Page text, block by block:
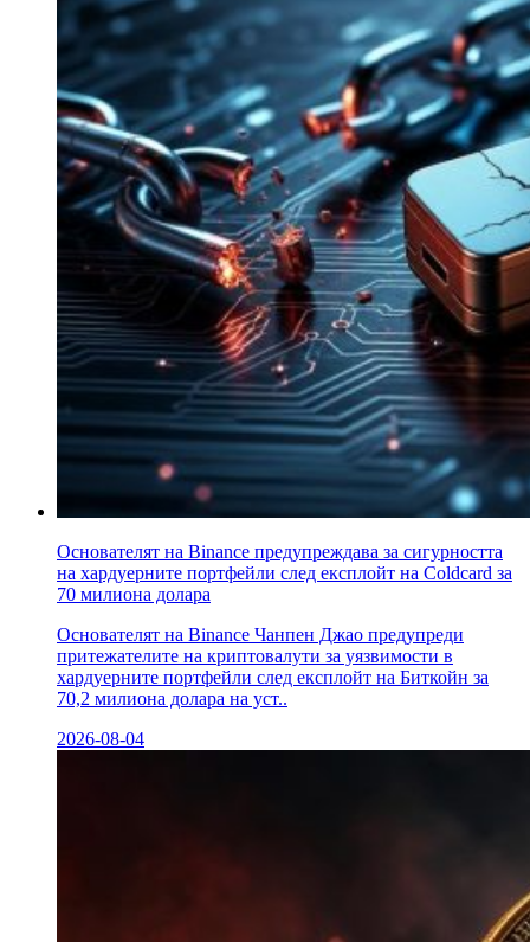
Основателят на Binance предупреждава за сигурността
на хардуерните портфейли след експлойт на Coldcard за
70 милиона долара
Основателят на Binance Чанпен Джао предупреди
притежателите на криптовалути за уязвимости в
хардуерните портфейли след експлойт на Биткойн за
70,2 милиона долара на уст..
2026-08-04